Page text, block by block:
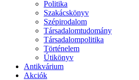
Politika
Szakácskönyv
Szépirodalom
Társadalomtudomány
Társadalompolitika
Történelem
Útikönyv
Antikvárium
Akciók